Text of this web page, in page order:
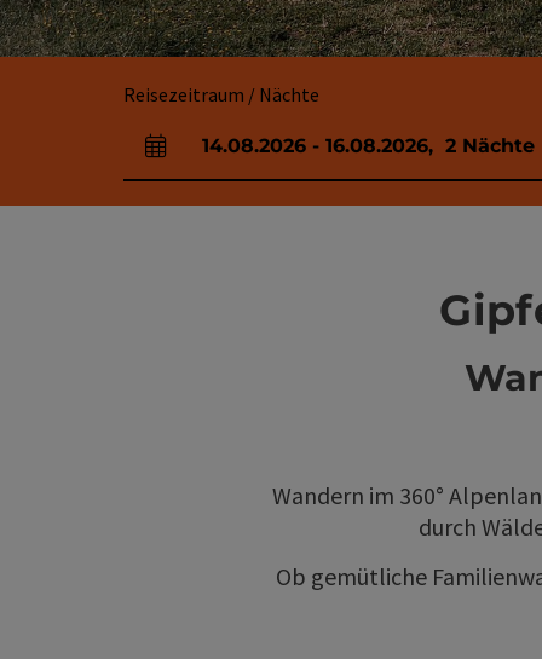
Reisezeitraum / Nächte
An- und Abreisefelder
14.08.2026 - 16.08.2026, 2 Nächte
Wandern im 360°
durch
Ob gemütliche